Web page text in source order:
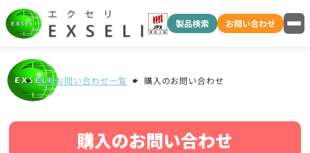
製品検索 お問い合わせ
各種お問い合わせ一覧 購入のお問い合わせ
購入のお問い合わせ